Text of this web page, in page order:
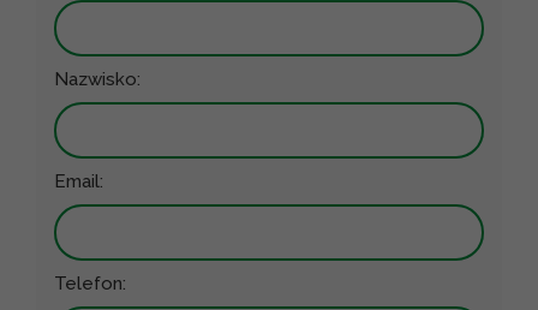
Nazwisko:
Email:
Telefon: